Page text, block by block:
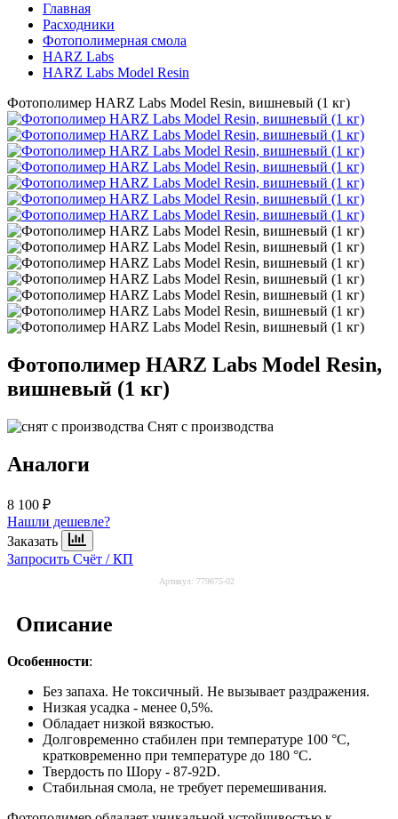
Главная
Расходники
Фотополимерная смола
HARZ Labs
HARZ Labs Model Resin
Фотополимер HARZ Labs Model Resin, вишневый (1 кг)
Фотополимер HARZ Labs Model Resin,
вишневый (1 кг)
Снят с производства
Аналоги
8 100 ₽
Нашли дешевле?
Заказать
Запросить Счёт / КП
Артикул: 779675-02
Описание
Особенности:
Без запаха. Не токсичный. Не вызывает раздражения.
Низкая усадка - менее 0,5%.
Обладает низкой вязкостью.
Долговременно стабилен при температуре 100 °С,
кратковременно при температуре до 180 °С.
Твердость по Шору - 87-92D.
Стабильная смола, не требует перемешивания.